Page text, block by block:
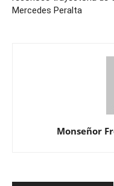
Mercedes Peralta
Monseñor